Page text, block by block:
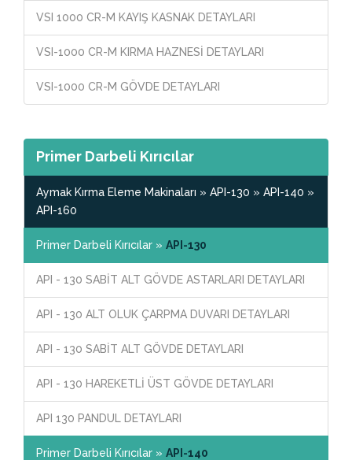
VSI 1000 CR-M KAYIŞ KASNAK DETAYLARI
VSI-1000 CR-M KIRMA HAZNESİ DETAYLARI
VSI-1000 CR-M GÖVDE DETAYLARI
Primer Darbeli Kırıcılar
Aymak Kırma Eleme Makinaları » API-130 » API-140 »
API-160
Primer Darbeli Kırıcılar » API-130
API - 130 SABİT ALT GÖVDE ASTARLARI DETAYLARI
API - 130 ALT OLUK ÇARPMA DUVARI DETAYLARI
API - 130 SABİT ALT GÖVDE DETAYLARI
API - 130 HAREKETLİ ÜST GÖVDE DETAYLARI
API 130 PANDUL DETAYLARI
Primer Darbeli Kırıcılar » API-140